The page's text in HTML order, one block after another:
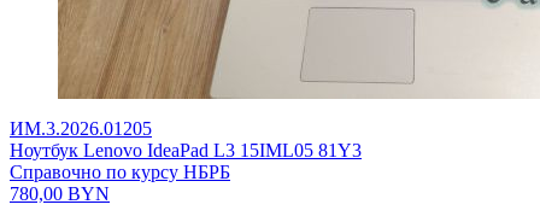
ИМ.3.2026.01205
Ноутбук Lenovo IdeaPad L3 15IML05 81Y3
Справочно по курсу НБРБ
780,00 BYN